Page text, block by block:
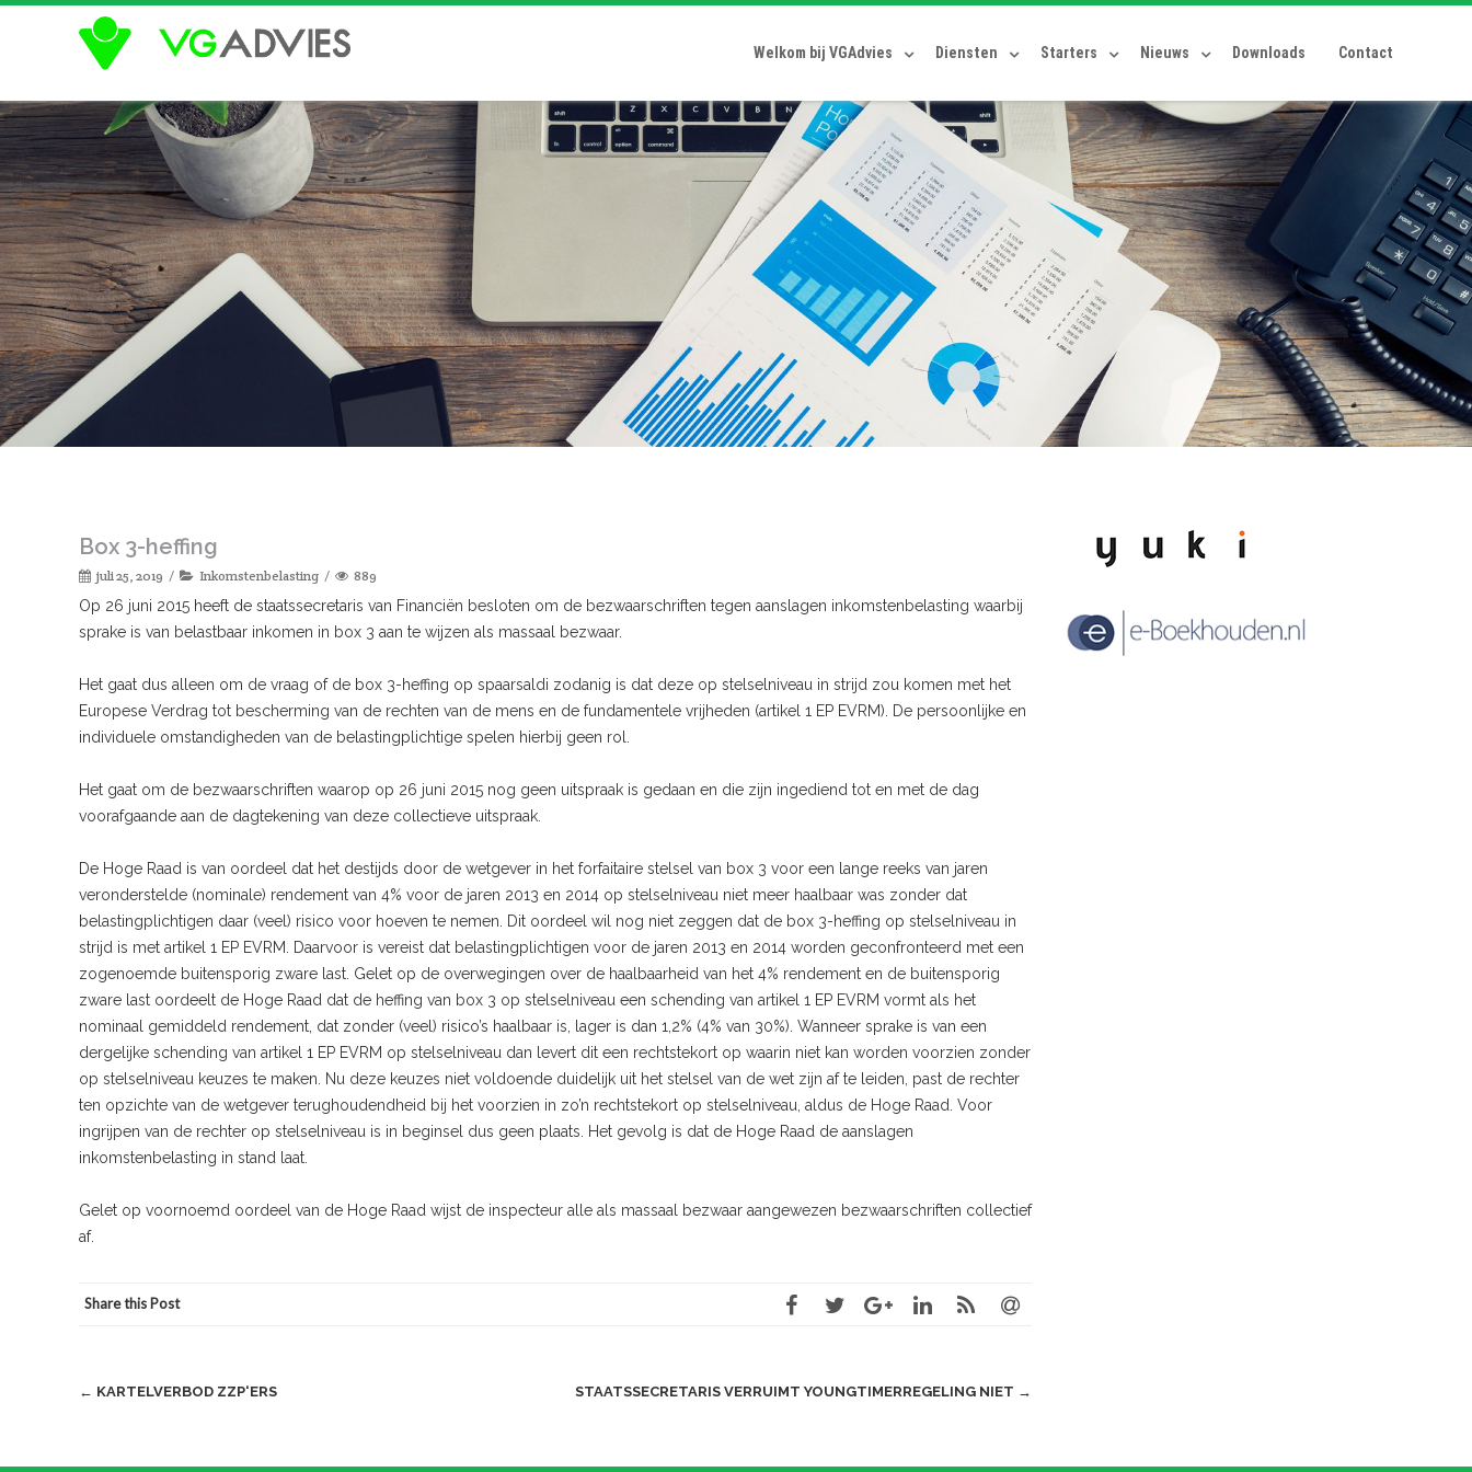
Welkom bij VGAdvies Diensten Starters Nieuws Downloads Contact
Box 3-heffing
juli 25, 2019 Inkomstenbelasting 889
Op 26 juni 2015 heeft de staatssecretaris van Financiën besloten om de bezwaarschriften tegen aanslagen inkomstenbelasting waarbij
sprake is van belastbaar inkomen in box 3 aan te wijzen als massaal bezwaar.
Het gaat dus alleen om de vraag of de box 3-heffing op spaarsaldi zodanig is dat deze op stelselniveau in strijd zou komen met het
Europese Verdrag tot bescherming van de rechten van de mens en de fundamentele vrijheden (artikel 1 EP EVRM). De persoonlijke en
individuele omstandigheden van de belastingplichtige spelen hierbij geen rol.
Het gaat om de bezwaarschriften waarop op 26 juni 2015 nog geen uitspraak is gedaan en die zijn ingediend tot en met de dag
voorafgaande aan de dagtekening van deze collectieve uitspraak.
De Hoge Raad is van oordeel dat het destijds door de wetgever in het forfaitaire stelsel van box 3 voor een lange reeks van jaren
veronderstelde (nominale) rendement van 4% voor de jaren 2013 en 2014 op stelselniveau niet meer haalbaar was zonder dat
belastingplichtigen daar (veel) risico voor hoeven te nemen. Dit oordeel wil nog niet zeggen dat de box 3-heffing op stelselniveau in
strijd is met artikel 1 EP EVRM. Daarvoor is vereist dat belastingplichtigen voor de jaren 2013 en 2014 worden geconfronteerd met een
zogenoemde buitensporig zware last. Gelet op de overwegingen over de haalbaarheid van het 4% rendement en de buitensporig
zware last oordeelt de Hoge Raad dat de heffing van box 3 op stelselniveau een schending van artikel 1 EP EVRM vormt als het
nominaal gemiddeld rendement, dat zonder (veel) risico’s haalbaar is, lager is dan 1,2% (4% van 30%). Wanneer sprake is van een
dergelijke schending van artikel 1 EP EVRM op stelselniveau dan levert dit een rechtstekort op waarin niet kan worden voorzien zonder
op stelselniveau keuzes te maken. Nu deze keuzes niet voldoende duidelijk uit het stelsel van de wet zijn af te leiden, past de rechter
ten opzichte van de wetgever terughoudendheid bij het voorzien in zo’n rechtstekort op stelselniveau, aldus de Hoge Raad. Voor
ingrijpen van de rechter op stelselniveau is in beginsel dus geen plaats. Het gevolg is dat de Hoge Raad de aanslagen
inkomstenbelasting in stand laat.
Gelet op voornoemd oordeel van de Hoge Raad wijst de inspecteur alle als massaal bezwaar aangewezen bezwaarschriften collectief
af.
Share this Post
Post
← KARTELVERBOD ZZP‘ERS STAATSSECRETARIS VERRUIMT YOUNGTIMERREGELING NIET →